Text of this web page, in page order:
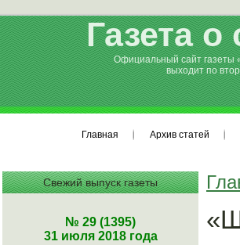
Газета о
Официальный сайт газеты
выходит по
Главная Архив статей
Свежий выпуск газеты
№ 29 (1395)
31 июля 2018 года